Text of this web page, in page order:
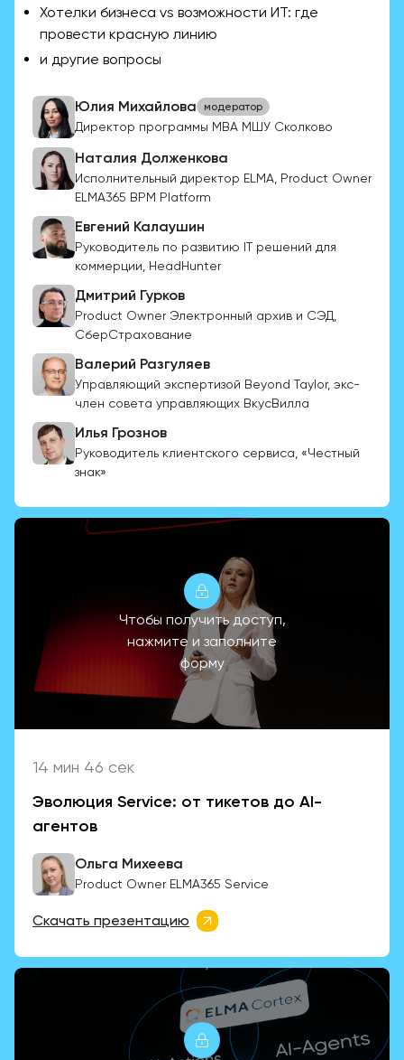
Хотелки бизнеса vs возможности ИТ: где
провести красную линию
и другие вопросы
Юлия Михайлова модератор
Директор программы МВА МШУ Сколково
Наталия Долженкова
Исполнительный директор ELMA, Product Owner
ELMA365 BPM Platform
Евгений Калаушин
Руководитель по развитию IT решений для
коммерции, HeadHunter
Дмитрий Гурков
Product Owner Электронный архив и СЭД,
СберСтрахование
Валерий Разгуляев
Управляющий экспертизой Beyond Taylor, экс-
член совета управляющих ВкусВилла
Илья Грознов
Руководитель клиентского сервиса, «Честный
знак»
Чтобы получить доступ,
нажмите и заполните
форму
14 мин 46 сек
Эволюция Service: от тикетов до AI-
агентов
Ольга Михеева
Product Owner ELMA365 Service
Скачать презентацию